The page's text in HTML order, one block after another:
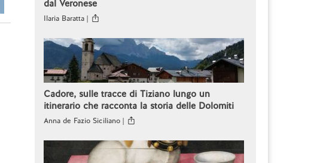
dal Veronese
Ilaria Baratta |
Cadore, sulle tracce di Tiziano lungo un
itinerario che racconta la storia delle Dolomiti
Anna de Fazio Siciliano |